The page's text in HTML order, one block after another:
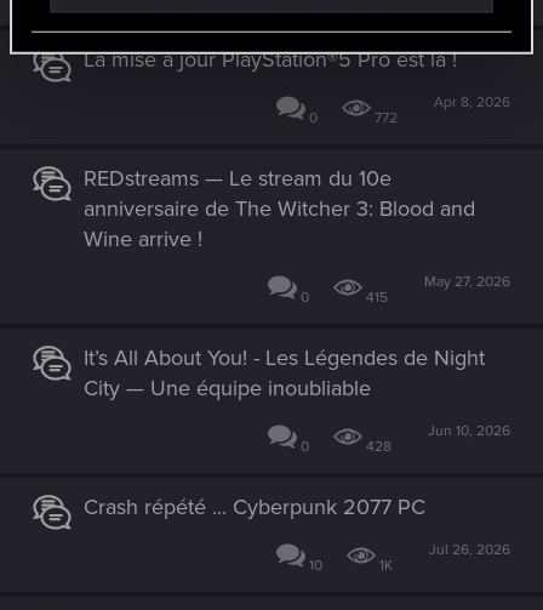
La mise à jour PlayStation®5 Pro est là !
0 772
Apr 8, 2026
REDstreams — Le stream du 10e
anniversaire de The Witcher 3: Blood and
Wine arrive !
0 415
May 27, 2026
It’s All About You! - Les Légendes de Night
City — Une équipe inoubliable
0 428
Jun 10, 2026
Crash répété ... Cyberpunk 2077 PC
10 1K
Jul 26, 2026